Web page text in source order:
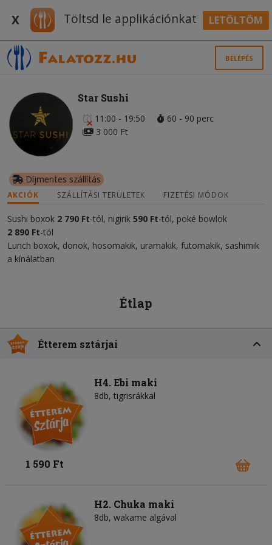
X Töltsd le applikációnkat LETÖLTÖM
BELÉPÉS
Star Sushi
11:00 - 19:50
60 - 90 perc
3 000 Ft
Díjmentes szállítás
AKCIÓK SZÁLLÍTÁSI TERÜLETEK FIZETÉSI MÓDOK
Sushi boxok 2 790 Ft-tól, nigirik 590 Ft-tól, poké bowlok
2 890 Ft-tól
Lunch boxok, donok, hosomakik, uramakik, futomakik, sashimik
a kínálatban
Étlap
Étterem sztárjai
H4. Ebi maki
8db, tigrisrákkal
1 590 Ft
H2. Chuka maki
8db, wakame algával